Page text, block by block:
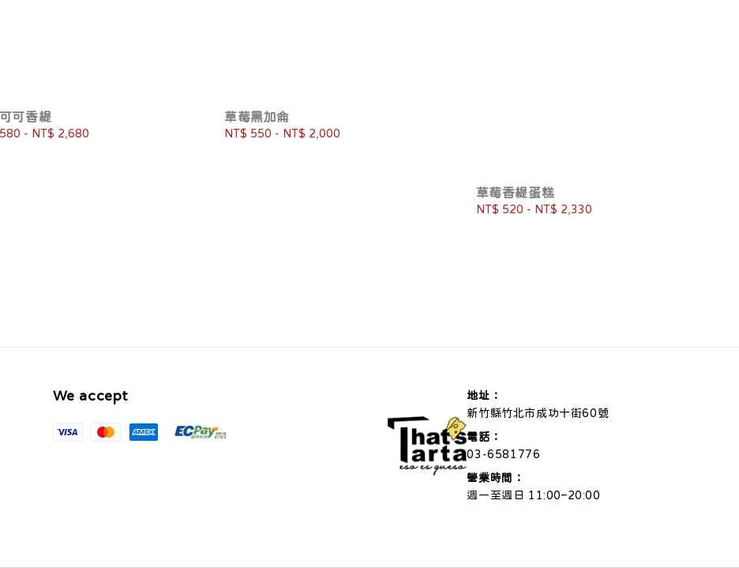
可香緹
- NT$ 2,680
草莓黑加侖
Regular
NT$ 550 - NT$ 2,000
草莓香緹蛋糕
Regular
NT$ 520 - NT$ 2,330
We accept
地址：
新竹縣竹北市成功十街60號
電話：
03-6581776
營業時間：
週一至週日 11:00–20:00